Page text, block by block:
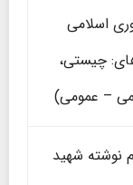
اسلامی
چیستی،
– عمومی)
نوشته شهید